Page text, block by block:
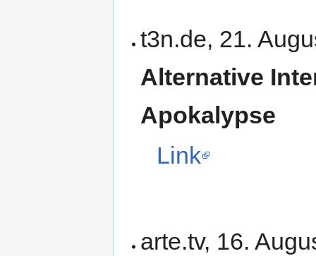
t3n.de, 21.
Alternative
Apokalypse
Link
arte.tv, 16.